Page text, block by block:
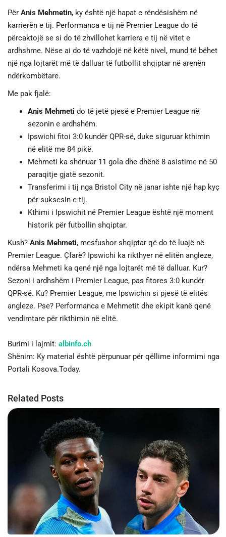
Për Anis Mehmetin, ky është një hapat e rëndësishëm në
karrierën e tij. Performanca e tij në Premier League do të
përcaktojë se si do të zhvillohet karriera e tij në vitet e
ardhshme. Nëse ai do të vazhdojë në këtë nivel, mund të bëhet
një nga lojtarët më të dalluar të futbollit shqiptar në arenën
ndërkombëtare.
Me pak fjalë:
Anis Mehmeti do të jetë pjesë e Premier League në
sezonin e ardhshëm.
Ipswichi fitoi 3:0 kundër QPR-së, duke siguruar kthimin
në elitë me 84 pikë.
Mehmeti ka shënuar 11 gola dhe dhënë 8 asistime në 50
paraqitje gjatë sezonit.
Transferimi i tij nga Bristol City në janar ishte një hap kyç
për suksesin e tij.
Kthimi i Ipswichit në Premier League është një moment
historik për futbollin shqiptar.
Kush? Anis Mehmeti, mesfushor shqiptar që do të luajë në
Premier League. Çfarë? Ipswichi ka rikthyer në elitën angleze,
ndërsa Mehmeti ka qenë një nga lojtarët më të dalluar. Kur?
Sezoni i ardhshëm i Premier League, pas fitores 3:0 kundër
QPR-së. Ku? Premier League, me Ipswichin si pjesë të elitës
angleze. Pse? Performanca e Mehmetit dhe ekipit kanë qenë
vendimtare për rikthimin në elitë.
Burimi i lajmit: albinfo.ch
Shënim: Ky material është përpunuar për qëllime informimi nga
Portali Kosova.Today.
Related Posts